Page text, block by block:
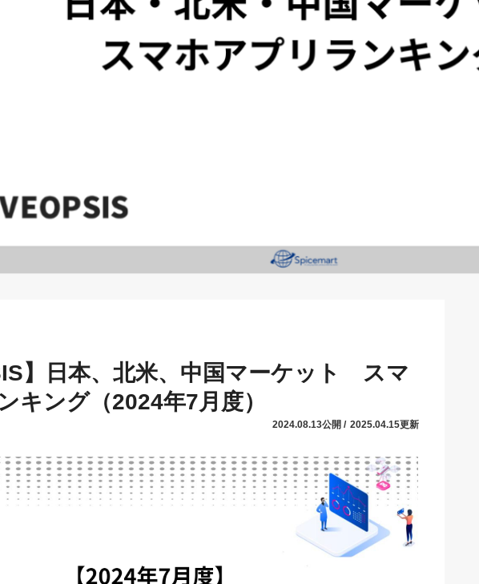
】日本、北米、中国マーケット スマ
キング（2024年7月度）
2024.08.13公開 / 2025.04.15更新